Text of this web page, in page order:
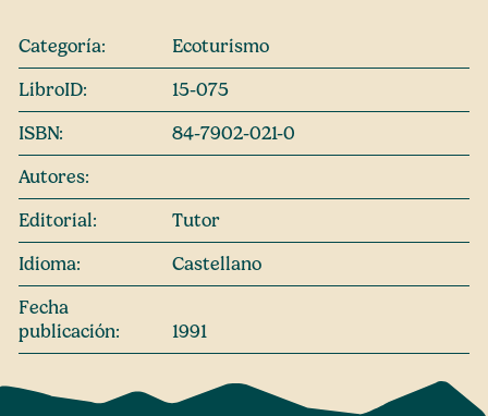
Categoría:
Ecoturismo
LibroID:
15-075
ISBN:
84-7902-021-0
Autores:
Editorial:
Tutor
Idioma:
Castellano
Fecha
publicación:
1991